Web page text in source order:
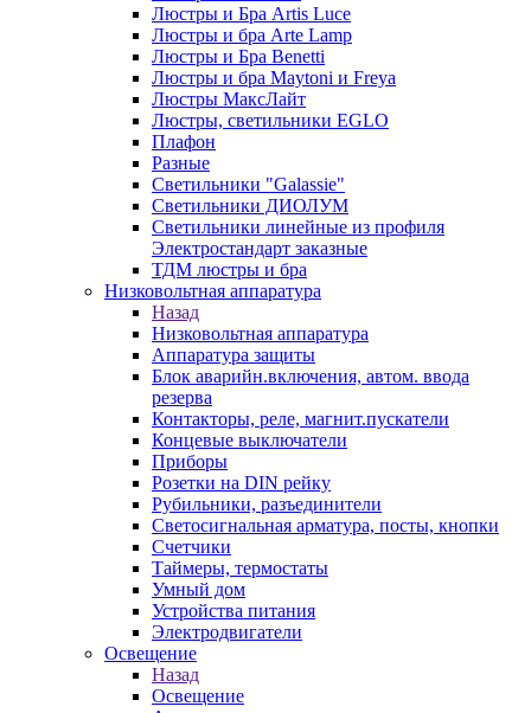
Люстры и Бра Artis Luce
Люстры и бра Arte Lamp
Люстры и Бра Benetti
Люстры и бра Maytoni и Freya
Люстры МаксЛайт
Люстры, светильники EGLO
Плафон
Разные
Светильники "Galassie"
Светильники ДИОЛУМ
Светильники линейные из профиля
Электростандарт заказные
ТДМ люстры и бра
Низковольтная аппаратура
Назад
Низковольтная аппаратура
Аппаратура защиты
Блок аварийн.включения, автом. ввода
резерва
Контакторы, реле, магнит.пускатели
Концевые выключатели
Приборы
Розетки на DIN рейку
Рубильники, разъединители
Светосигнальная арматура, посты, кнопки
Счетчики
Таймеры, термостаты
Умный дом
Устройства питания
Электродвигатели
Освещение
Назад
Освещение